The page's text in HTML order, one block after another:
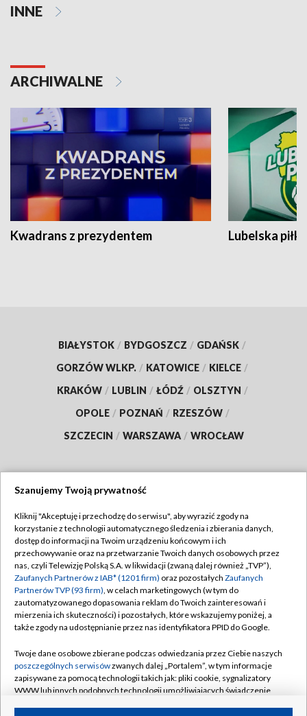
INNE
ARCHIWALNE
Kwadrans z prezydentem Lubelska piłka
BIAŁYSTOK / BYDGOSZCZ / GDAŃSK /
GORZÓW WLKP. / KATOWICE / KIELCE /
KRAKÓW / LUBLIN / ŁÓDŹ / OLSZTYN /
OPOLE / POZNAŃ / RZESZÓW /
SZCZECIN / WARSZAWA / WROCŁAW
TVP
Abonament TVP
Emisja w TVP
Centrum informacji TVP
Naziemna Telewizja Cyfrowa
Rada Programowa
System NOS
Informacje o nadawcy
Regulamin TVP
Polityka prywatności
Moje zgody
Pomoc
Kontakt
Kanały
Szanujemy Twoją prywatność
Kliknij "Akceptuję i przechodzę do serwisu", aby wyrazić zgody na
korzystanie z technologii automatycznego śledzenia i zbierania danych,
dostęp do informacji na Twoim urządzeniu końcowym i ich
przechowywanie oraz na przetwarzanie Twoich danych osobowych przez
nas, czyli Telewizję Polską S.A. w likwidacji (zwaną dalej również „TVP”),
Zaufanych Partnerów z IAB* (1201 firm) oraz pozostałych Zaufanych
Partnerów TVP (93 firm), w celach marketingowych (w tym do
zautomatyzowanego dopasowania reklam do Twoich zainteresowań i
mierzenia ich skuteczności) i pozostałych, które wskazujemy poniżej, a
także zgody na udostępnianie przez nas identyfikatora PPID do Google.
Twoje dane osobowe zbierane podczas odwiedzania przez Ciebie naszych
poszczególnych serwisówzwanych dalej „Portalem”, w tym informacje
zapisywane za pomocą technologii takich jak: pliki cookie, sygnalizatory
WWW lub innych podobnych technologii umożliwiających świadczenie